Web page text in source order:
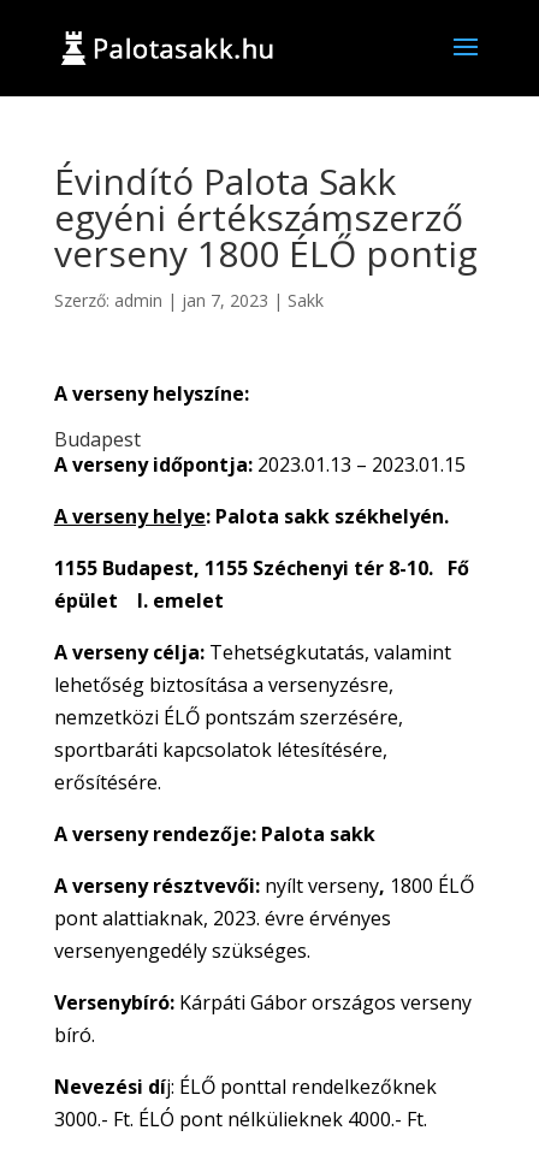
Évindító Palota Sakk
egyéni értékszámszerző
verseny 1800 ÉLŐ pontig
Szerző: admin | jan 7, 2023 | Sakk
A verseny helyszíne:
Budapest
A verseny időpontja:2023.01.13 – 2023.01.15
A verseny helye: Palota sakk székhelyén.
1155 Budapest, 1155 Széchenyi tér 8-10. Fő
épület I. emelet
A verseny célja:Tehetségkutatás, valamint
lehetőség biztosítása a versenyzésre,
nemzetközi ÉLŐ pontszám szerzésére,
sportbaráti kapcsolatok létesítésére,
erősítésére.
A verseny rendezője: Palota sakk
A verseny résztvevői: nyílt verseny, 1800 ÉLŐ
pont alattiaknak, 2023. évre érvényes
versenyengedély szükséges.
Versenybíró: Kárpáti Gábor országos verseny
bíró.
Nevezési díj: ÉLŐ ponttal rendelkezőknek
3000.- Ft. ÉLÓ pont nélkülieknek 4000.- Ft.